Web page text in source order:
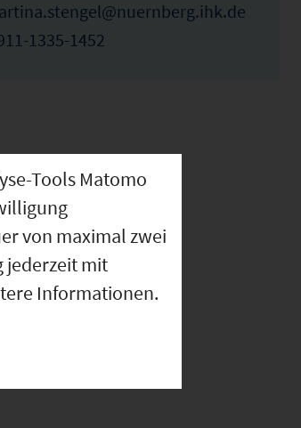
1335-1452
Tools Matomo
von maximal zwei
jederzeit mit
Informationen.